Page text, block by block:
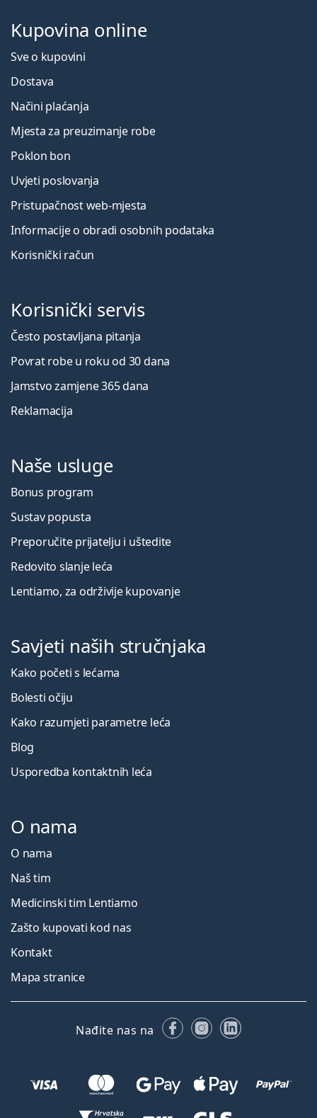
Kupovina online
Sve o kupovini
Dostava
Načini plaćanja
Mjesta za preuzimanje robe
Poklon bon
Uvjeti poslovanja
Pristupačnost web-mjesta
Informacije o obradi osobnih podataka
Korisnički račun
Korisnički servis
Često postavljana pitanja
Povrat robe u roku od 30 dana
Jamstvo zamjene 365 dana
Reklamacija
Naše usluge
Bonus program
Sustav popusta
Preporučite prijatelju i uštedite
Redovito slanje leća
Lentiamo, za održivije kupovanje
Savjeti naših stručnjaka
Kako početi s lećama
Bolesti očiju
Kako razumjeti parametre leća
Blog
Usporedba kontaktnih leća
O nama
O nama
Naš tim
Medicinski tim Lentiamo
Zašto kupovati kod nas
Kontakt
Mapa stranice
Nađite nas na FacebookuInstagramu
LinkedIn